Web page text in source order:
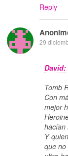
Reply
29
David:
Tomb
Con
mejor
hacían
Y
que